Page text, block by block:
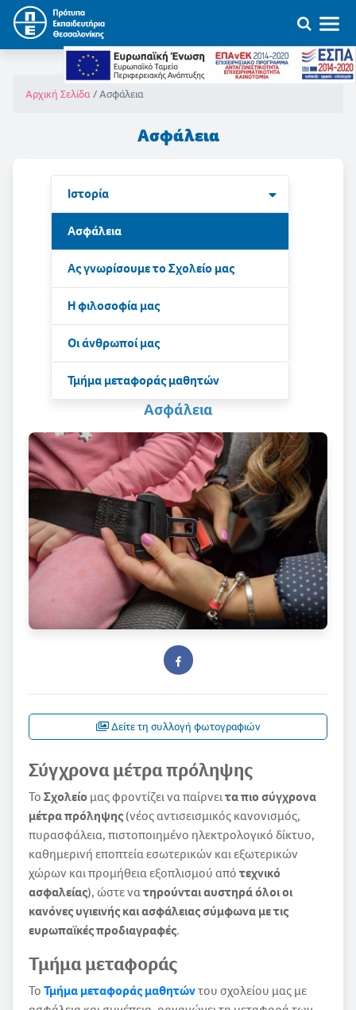
Αρχική Σελίδα Ασφάλεια
Ασφάλεια
Ιστορία
Ασφάλεια
Ας γνωρίσουμε το Σχολείο μας
Η φιλοσοφία μας
Οι άνθρωποί μας
Τμήμα μεταφοράς μαθητών
Ασφάλεια
Δείτε τη συλλογή φωτογραφιών
Σύγχρονα μέτρα πρόληψης
ΤοΣχολείο μας φροντίζει να παίρνειτα πιο σύγχρονα
μέτρα πρόληψης(νέος αντισεισμικός κανονισμός,
πυρασφάλεια, πιστοποιημένο ηλεκτρολογικό δίκτυο,
καθημερινή εποπτεία εσωτερικών και εξωτερικών
χώρων και προμήθεια εξοπλισμού απότεχνικό
ασφαλείας), ώστε νατηρούνται αυστηρά όλοι οι
κανόνες υγιεινής και ασφάλειας σύμφωνα με τις
ευρωπαϊκές προδιαγραφές.
Τμήμα μεταφοράς
ΤοΤμήμα μεταφοράςμαθητώντου σχολείου μας με